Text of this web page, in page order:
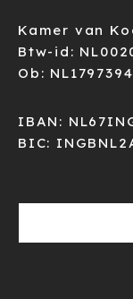
Kamer van
Btw-id:
Ob:
IBAN:
BIC: